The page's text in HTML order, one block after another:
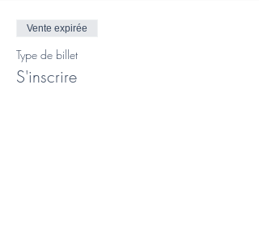
Vente expirée
Type de billet
S'inscrire